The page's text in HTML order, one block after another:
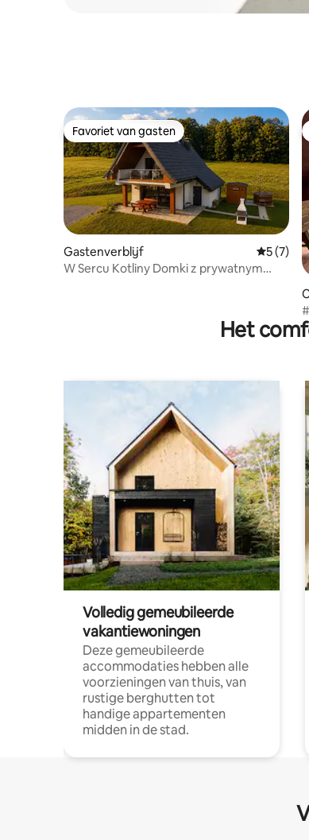
Favoriet van gasten
Favoriet van gasten
Gastenverblijf
5 (7)
W Sercu Kotliny Domki z prywatnym
Het
Volledig gemeubileerde
vakantiewoningen
Deze gemeubileerde
accommodaties hebben alle
voorzieningen van thuis, van
rustige berghutten tot
handige appartementen
midden in de stad.